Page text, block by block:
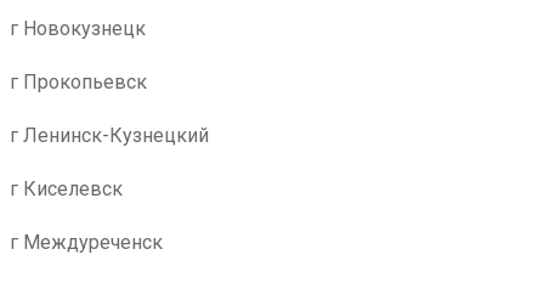
г Новокузнецк
г Прокопьевск
г Ленинск-Кузнецкий
г Киселевск
г Междуреченск